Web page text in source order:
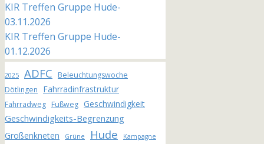
KIR Treffen Gruppe Hude-
03.11.2026
KIR Treffen Gruppe Hude-
01.12.2026
2025 ADFC
Beleuchtungswoche
Dötlingen
Fahrradinfrastruktur
Fahrradweg Fußweg Geschwindigkeit
Geschwindigkeits-Begrenzung
Großenkneten Grüne Hude Kampagne